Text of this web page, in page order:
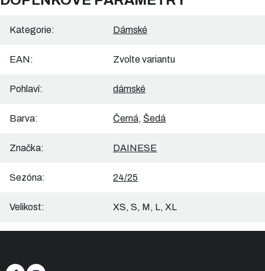
Kategorie: Dámské
EAN: Zvolte variantu
Pohlaví: dámské
Barva: Černá, Šedá
Značka: DAINESE
Sezóna: 24/25
Velikost: XS, S, M, L, XL